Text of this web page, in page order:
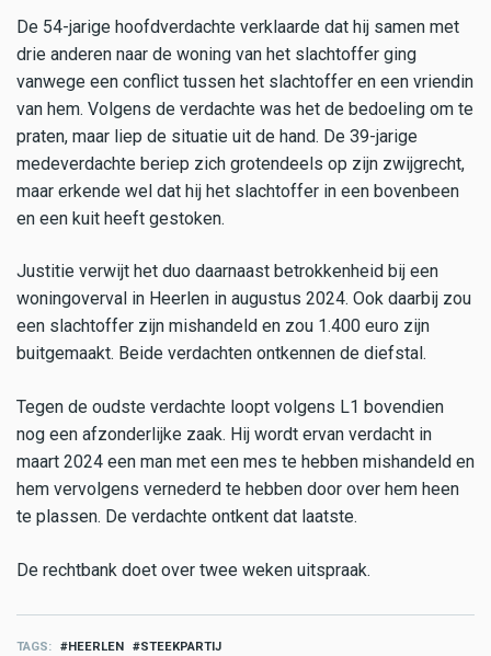
De 54-jarige hoofdverdachte verklaarde dat hij samen met
drie anderen naar de woning van het slachtoffer ging
vanwege een conflict tussen het slachtoffer en een vriendin
van hem. Volgens de verdachte was het de bedoeling om te
praten, maar liep de situatie uit de hand. De 39-jarige
medeverdachte beriep zich grotendeels op zijn zwijgrecht,
maar erkende wel dat hij het slachtoffer in een bovenbeen
en een kuit heeft gestoken.
Justitie verwijt het duo daarnaast betrokkenheid bij een
woningoverval in Heerlen in augustus 2024. Ook daarbij zou
een slachtoffer zijn mishandeld en zou 1.400 euro zijn
buitgemaakt. Beide verdachten ontkennen de diefstal.
Tegen de oudste verdachte loopt volgens L1 bovendien
nog een afzonderlijke zaak. Hij wordt ervan verdacht in
maart 2024 een man met een mes te hebben mishandeld en
hem vervolgens vernederd te hebben door over hem heen
te plassen. De verdachte ontkent dat laatste.
De rechtbank doet over twee weken uitspraak.
TAGS HEERLEN STEEKPARTIJ